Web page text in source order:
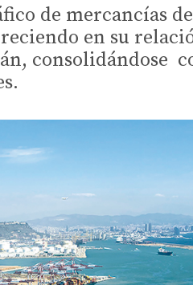
de mercancías
en su
consolidándose